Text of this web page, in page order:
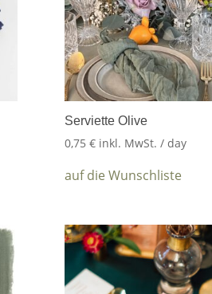
Serviette Olive
0,75 € inkl. MwSt. / day
auf die Wunschliste